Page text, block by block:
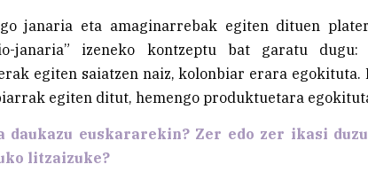
janaria eta amaginarrebak egiten dituen
janaria” izeneko kontzeptu bat garatu dugu:
egiten saiatzen naiz, kolonbiar erara egokituta.
egiten ditut, hemengo produktuetara
daukazu euskararekin? Zer edo zer ikasi
litzaizuke?